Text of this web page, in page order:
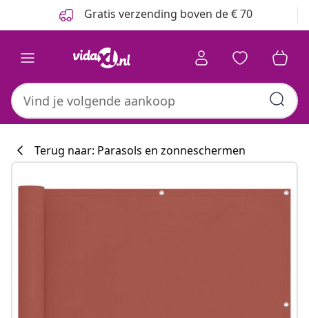
Gratis verzending boven de € 70
Terug naar: Parasols en zonneschermen